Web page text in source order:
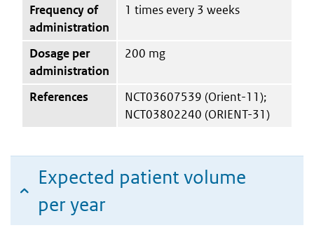
Frequency of
administration
1 times every 3 weeks
Dosage per
administration
200 mg
References
NCT03607539 (Orient-11);
NCT03802240 (ORIENT-31)
Expected patient volume
per year